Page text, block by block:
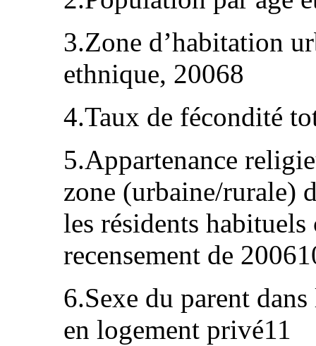
3.Zone d’habitation
ethnique, 20068
4.Taux de fécondité
5.Appartenance
zone (urbaine/rurale)
les résidents
recensement de
6.Sexe du parent
en logement privé11